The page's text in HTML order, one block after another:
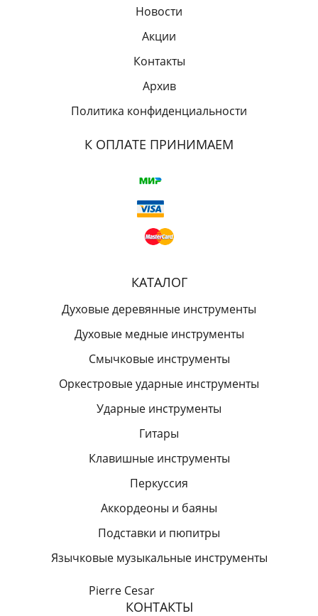
Новости
Акции
Контакты
Архив
Политика конфиденциальности
К ОПЛАТЕ ПРИНИМАЕМ
КАТАЛОГ
Духовые деревянные инструменты
Духовые медные инструменты
Смычковые инструменты
Оркестровые ударные инструменты
Ударные инструменты
Гитары
Клавишные инструменты
Перкуссия
Аккордеоны и баяны
Подставки и пюпитры
Язычковые музыкальные инструменты
Pierre Cesar
КОНТАКТЫ